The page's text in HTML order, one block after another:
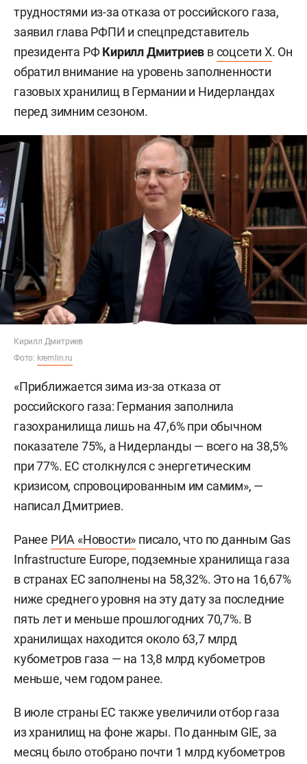
трудностями из-за отказа от российского газа,
заявил глава РФПИ и спецпредставитель
президента РФКирилл Дмитриев всоцсети X. Он
обратил внимание на уровень заполненности
газовых хранилищ в Германии и Нидерландах
перед зимним сезоном.
Кирилл Дмитриев
Фото: kremlin.ru
«Приближается зима из-за отказа от
российского газа: Германия заполнила
газохранилища лишь на 47,6% при обычном
показателе 75%, а Нидерланды — всего на 38,5%
при 77%. ЕС столкнулся с энергетическим
кризисом, спровоцированным им самим», —
написал Дмитриев.
Ранее РИА «Новости» писало, что по данным Gas
Infrastructure Europe, подземные хранилища газа
в странах ЕС заполнены на 58,32%. Это на 16,67%
ниже среднего уровня на эту дату за последние
пять лет и меньше прошлогодних 70,7%. В
хранилищах находится около 63,7 млрд
кубометров газа — на 13,8 млрд кубометров
меньше, чем годом ранее.
В июле страны ЕС также увеличили отбор газа
из хранилищ на фоне жары. По данным GIE, за
месяц было отобрано почти 1 млрд кубометров